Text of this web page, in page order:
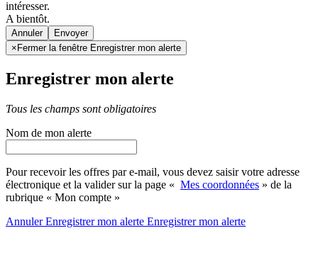
intéresser.
A bientôt.
Annuler
× Fermer la fenêtre Enregistrer mon alerte
Enregistrer mon alerte
Tous les champs sont obligatoires
Nom de mon alerte
Pour recevoir les offres par e-mail, vous devez saisir votre adresse
électronique et la valider sur la page « Mes coordonnées » de la
rubrique « Mon compte »
AnnulerEnregistrer mon alerte Enregistrermon alerte